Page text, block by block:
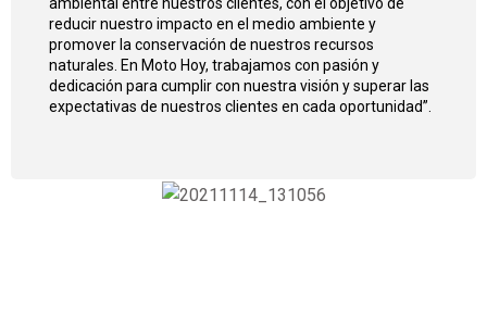
reducir nuestro impacto en el medio ambiente y
promover la conservación de nuestros recursos
naturales. En Moto Hoy, trabajamos con pasión y
dedicación para cumplir con nuestra visión y superar las
expectativas de nuestros clientes en cada oportunidad”.